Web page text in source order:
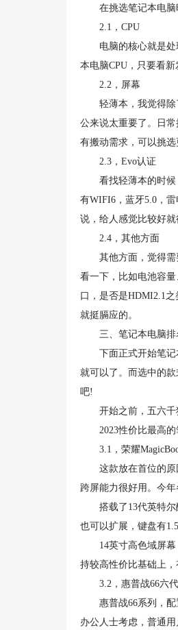
在挑选笔记本电脑时
2.1，CPU
电脑的核心就是处理
本电脑CPU，只要看新
2.2，屏幕
轻薄本，我觉得除了
公来说太重要了。日
有搬动需求，可以挑选
2.3，Evo认证
看找轻薄本的时候，
有WIFI6，蓝牙5.0，
说，给人感觉比较好
2.4，其他方面
其他方面，觉得需要
看一下，比如电池容
口，是否是HDMI2.1
就挺膈应的。
三、笔记本电脑排
下面正式开始笔记本
就可以了。而选中的
吧!
开始之前，五六千
2023性价比最高的
3.1，荣耀
这款放在首位的原因
跨屏能力很好用。今
搭载了13代英特尔酷
也可以扩展，键盘有
14英寸高色域屏幕，
持较高性价比基础上
3.2，惠普战66六代
惠普战66系列，配
办公人士考虑，普通